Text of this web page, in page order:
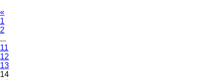
«
1
2
...
11
12
13
14